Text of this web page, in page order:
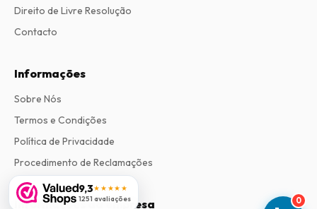
0
9,3★★★★★
1251 avaliações
Direito de Livre Resolução
Contacto
Informações
Sobre Nós
Termos e Condições
Política de Privacidade
Procedimento de Reclamações
Informações da empresa